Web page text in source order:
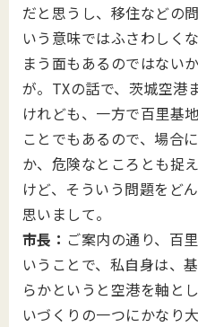
だと思うし、移住などの
いう意味ではふさわしく
まう面もあるのではない
が。TXの話で、茨城空港
けれども、一方で百里基
ことでもあるので、場合
か、危険なところとも捉
けど、そういう問題をど
思いまして。
市長： ご案内の通り、百
いうことで、私自身は、
らかというと空港を軸と
いづくりの一つにかなり